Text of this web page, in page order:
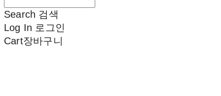
Search 검색
Log In 로그인
Cart장바구니